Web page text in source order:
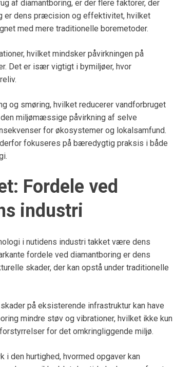
af diamantboring, er der flere faktorer, der
er dens præcision og effektivitet, hvilket
med mere traditionelle boremetoder.
hvilket mindsker påvirkningen på
Det er især vigtigt i bymiljøer, hvor
og smøring, hvilket reducerer vandforbruget
miljømæssige påvirkning af selve
for økosystemer og lokalsamfund.
fokuseres på bæredygtig praksis i både
Fordele ved
industri
i nutidens industri takket være dens
fordele ved diamantboring er dens
skader, der kan opstå under traditionelle
på eksisterende infrastruktur kan have
mindre støv og vibrationer, hvilket ikke kun
for det omkringliggende miljø.
den hurtighed, hvormed opgaver kan